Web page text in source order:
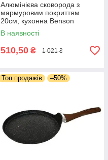
Алюмінієва сковорода з
мармуровим покриттям
20см, кухонна Benson
сковорода з антипригарним
покриттям
В наявності
510,50 ₴ 1 021 ₴
Топ продажів –50%